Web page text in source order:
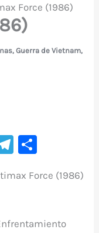
Force (1986)
,Guerra de Vietnam,
Te
gr
m
m
ar
Force (1986)